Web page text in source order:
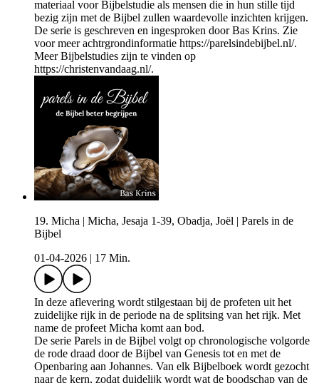
materiaal voor Bijbelstudie als mensen die in hun stille tijd
bezig zijn met de Bijbel zullen waardevolle inzichten krijgen.
De serie is geschreven en ingesproken door Bas Krins. Zie
voor meer achtrgrondinformatie https://parelsindebijbel.nl/.
Meer Bijbelstudies zijn te vinden op
https://christenvandaag.nl/.
19. Micha | Micha, Jesaja 1-39, Obadja, Joël | Parels in de
Bijbel
01-04-2026
17 Min.
In deze aflevering wordt stilgestaan bij de profeten uit het
zuidelijke rijk in de periode na de splitsing van het rijk. Met
name de profeet Micha komt aan bod.
De serie Parels in de Bijbel volgt op chronologische volgorde
de rode draad door de Bijbel van Genesis tot en met de
Openbaring aan Johannes. Van elk Bijbelboek wordt gezocht
naar de kern, zodat duidelijk wordt wat de boodschap van de